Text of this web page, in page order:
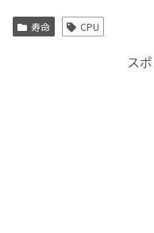
寿命 CPU
ス